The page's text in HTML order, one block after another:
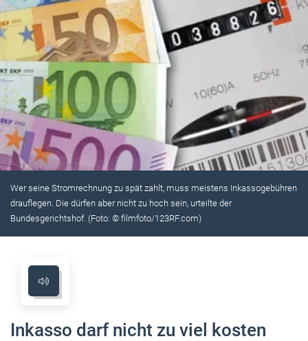
Wer seine Stromrechnung zu spät zahlt, muss meistens Inkassogebühren
drauflegen. Die dürfen aber nicht zu hoch sein, urteilte der
Bundesgerichtshof. (Foto: © filmfoto/123RF.com)
Inkasso darf nicht zu viel kosten